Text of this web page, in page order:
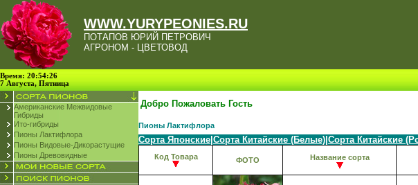
WWW.YURYPEONIES.RU
ПОТАПОВ ЮРИЙ ПЕТРОВИЧ
АГРОНОМ - ЦВЕТОВОД
Время: 20:54:26
7 Августа, Пятница
Американские Межвидовые
Гибриды
Ито-гибриды
Пионы Лактифлора
Пионы Видовые-Дикорастущие
Пионы Древовидные
Добро Пожаловать Гость
Пионы Лактифлора
Сорта Японские Сорта Китайские (Белые) Сорта Китайские
Код Товара ФОТО Название сорта